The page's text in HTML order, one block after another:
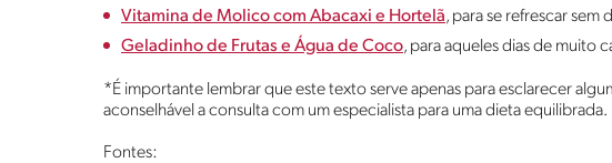
Vitamina de Molico com Abacaxi e Hortelã, para se refrescar sem
Geladinho de Frutas e Água de Coco, para aqueles dias de muito
*É importante lembrar que este texto serve apenas para esclarecer
aconselhável a consulta com um especialista para uma dieta equilibrada.
Fontes: